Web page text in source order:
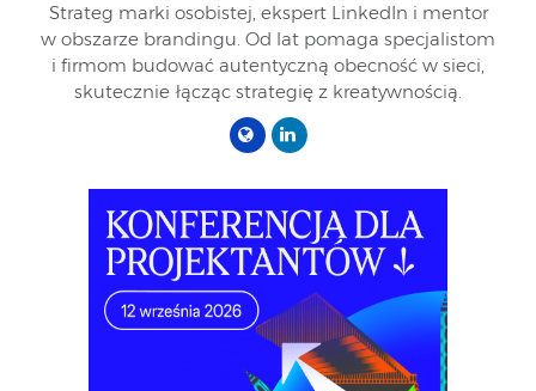
Strateg marki osobistej, ekspert LinkedIn i mentor
w obszarze brandingu. Od lat pomaga specjalistom
i firmom budować autentyczną obecność w sieci,
skutecznie łącząc strategię z kreatywnością.